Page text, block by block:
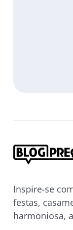
Inspire-se
festas,
harmoniosa,